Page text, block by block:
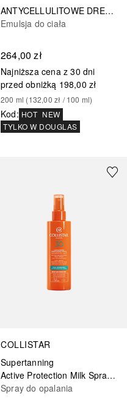
ANTYCELLULITOWE DRENUJĄCE SUPERSERUM Z WODĄ TERMALNĄ
Emulsja do ciała
264,00 zł
Najniższa cena z 30 dni
przed obniżką 198,00 zł
200 ml (132,00 zł / 100 ml)
Kod: HOT NEW
TYLKO W DOUGLAS
COLLISTAR
Supertanning
Active Protection Milk Spray SPF 30
Spray do opalania